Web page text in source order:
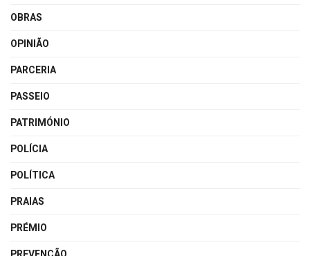
OBRAS
OPINIÃO
PARCERIA
PASSEIO
PATRIMÓNIO
POLÍCIA
POLÍTICA
PRAIAS
PRÉMIO